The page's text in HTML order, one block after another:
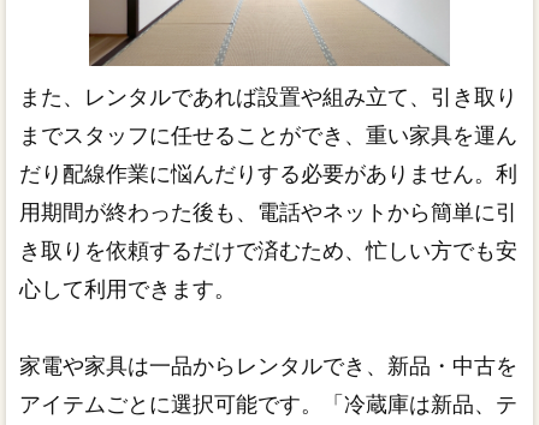
また、レンタルであれば設置や組み立て、引き取り
までスタッフに任せることができ、重い家具を運ん
だり配線作業に悩んだりする必要がありません。利
用期間が終わった後も、電話やネットから簡単に引
き取りを依頼するだけで済むため、忙しい方でも安
心して利用できます。
家電や家具は一品からレンタルでき、新品・中古を
アイテムごとに選択可能です。「冷蔵庫は新品、テ